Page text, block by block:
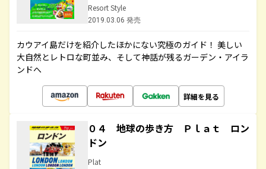
Resort Style
2019.03.06 発売
カウアイ島だけを紹介したほかにない究極のガイド！ 美しい
大自然とレトロな町並み、そして神話が残るガーデン・アイラ
ンドへ
詳細を見る
０４ 地球の歩き方 Ｐｌａｔ ロン
ドン
Plat